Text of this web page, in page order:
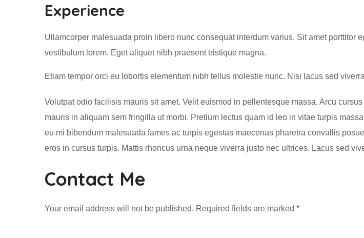
Experience
Ullamcorper malesuada proin libero nunc consequat interdum varius. Sit amet
vestibulum lorem. Eget aliquet nibh praesent tristique magna.
Etiam tempor orci eu lobortis elementum nibh tellus molestie nunc. Nisi lacus sed
Volutpat odio facilisis mauris sit amet. Velit euismod in pellentesque massa. Arcu
mauris in aliquam sem fringilla ut morbi. Pretium lectus quam id leo in vitae turpis
eu mi bibendum malesuada fames ac turpis egestas maecenas pharetra convallis
eros in cursus turpis. Mattis rhoncus urna neque viverra justo nec ultrices. Lacus sed
Contact Me
Your email address will not be published. Required fields are marked *